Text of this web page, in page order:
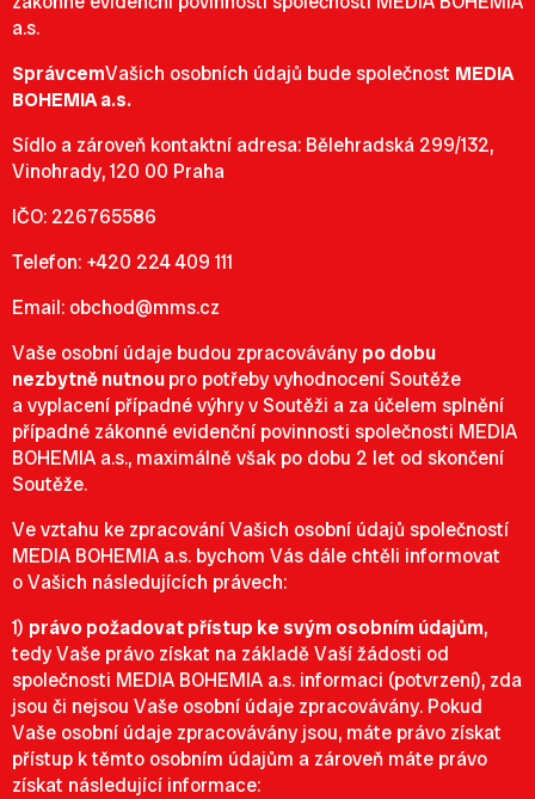
a.s.
SprávcemVašich osobních údajů bude společnost MEDIA
BOHEMIA a.s.
Sídlo a zároveň kontaktní adresa: Bělehradská 299/132,
Vinohrady, 120 00 Praha
IČO: 226765586
Telefon: +420 224 409 111
Email: obchod@mms.cz
Vaše osobní údaje budou zpracovávány po dobu
nezbytně nutnoupro potřeby vyhodnocení Soutěže
a vyplacení případné výhry v Soutěži a za účelem splnění
případné zákonné evidenční povinnosti společnosti MEDIA
BOHEMIA a.s., maximálně však po dobu 2 let od skončení
Soutěže.
Ve vztahu ke zpracování Vašich osobní údajů společností
MEDIA BOHEMIA a.s. bychom Vás dále chtěli informovat
o Vašich následujících právech:
1) právo požadovat přístup ke svým osobním údajům,
tedy Vaše právo získat na základě Vaší žádosti od
společnosti MEDIA BOHEMIA a.s. informaci (potvrzení), zda
jsou či nejsou Vaše osobní údaje zpracovávány. Pokud
Vaše osobní údaje zpracovávány jsou, máte právo získat
přístup k těmto osobním údajům a zároveň máte právo
získat následující informace: